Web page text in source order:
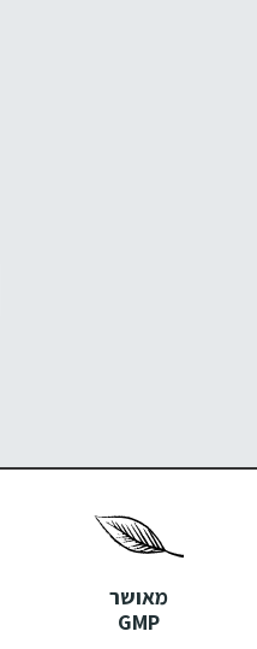
מאושר
GMP